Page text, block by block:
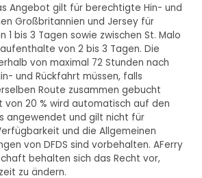
Angebot gilt für berechtigte Hin- und
Großbritannien und Jersey für
1 bis 3 Tagen sowie zwischen St. Malo
von 2 bis 3 Tagen. Die
von maximal 72 Stunden nach
und Rückfahrt müssen, falls
Route zusammen gebucht
von 20 % wird automatisch auf den
angewendet und gilt nicht für
und die Allgemeinen
von DFDS sind vorbehalten. AFerry
behalten sich das Recht vor,
zu ändern.